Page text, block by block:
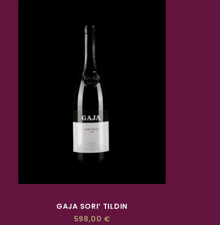
GAJA SORI’ TILDIN
598,00 €